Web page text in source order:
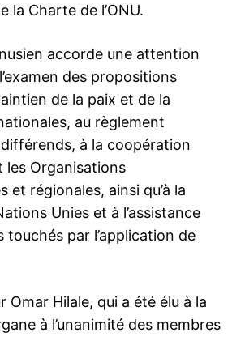
la Charte de l’ONU.
accorde une attention
des propositions
de la paix et de la
au règlement
à la coopération
les Organisations
et régionales, ainsi qu’à la
Unies et à l’assistance
touchés par l’application de
Omar Hilale, qui a été élu à la
à l’unanimité des membres